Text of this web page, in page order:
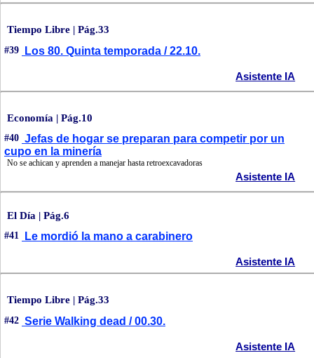
Tiempo Libre | Pág.33
#39 Los 80. Quinta temporada / 22.10.
Asistente IA
Economía | Pág.10
#40 Jefas de hogar se preparan para competir por un
cupo en la minería
No se achican y aprenden a manejar hasta retroexcavadoras
Asistente IA
El Día | Pág.6
#41 Le mordió la mano a carabinero
Asistente IA
Tiempo Libre | Pág.33
#42 Serie Walking dead / 00.30.
Asistente IA